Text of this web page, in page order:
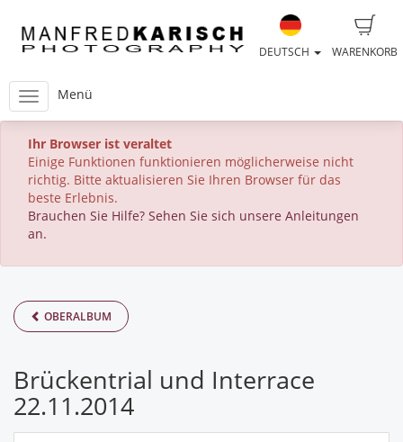
WARENKORB
DEUTSCH
Menü
Ihr Browser ist veraltet
Einige Funktionen funktionieren möglicherweise nicht
richtig. Bitte aktualisieren Sie Ihren Browser für das
beste Erlebnis.
Brauchen Sie Hilfe? Sehen Sie sich unsere Anleitungen
an.
OBERALBUM
Brückentrial und Interrace
22.11.2014